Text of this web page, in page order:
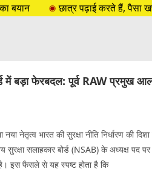
छात्र पढ़ाई करते हैं, पैसा खर्च
में बड़ा फेरबदल: पूर्व RAW प्रमुख
नया नेतृत्व भारत की सुरक्षा नीति निर्धारण की
सुरक्षा सलाहकार बोर्ड (NSAB) के अध्यक्ष पद पर
इस फैसले से यह स्पष्ट होता है कि